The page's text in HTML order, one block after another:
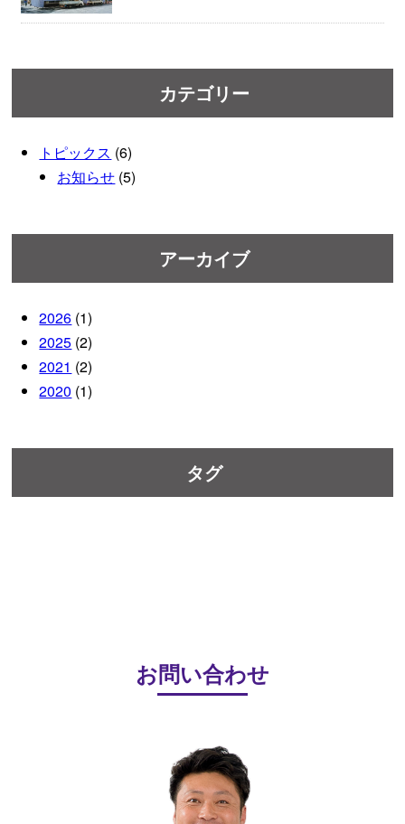
カテゴリー
トピックス (6)
お知らせ (5)
アーカイブ
2026 (1)
2025 (2)
2021 (2)
2020 (1)
タグ
お問い合わせ